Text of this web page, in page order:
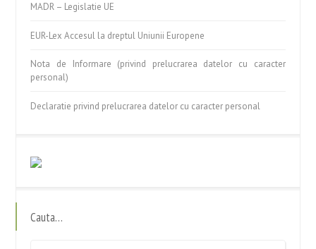
MADR – Legislatie UE
EUR-Lex Accesul la dreptul Uniunii Europene
Nota de Informare (privind prelucrarea datelor cu caracter
personal)
Declaratie privind prelucrarea datelor cu caracter personal
Cauta…